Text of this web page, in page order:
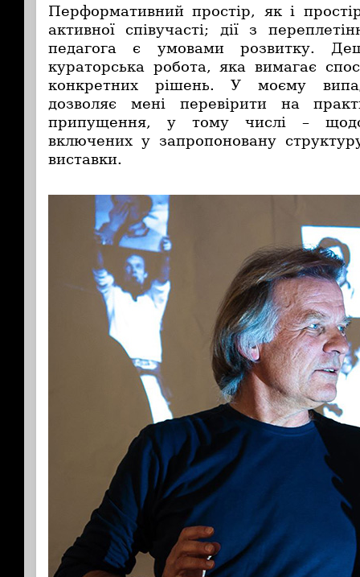
Перформативний простір, як і
активної співучасті; дії з
педагога є умовами розвитку.
кураторська робота, яка вимагає
конкретних рішень. У моєму
дозволяє мені перевірити на
припущення, у тому числі – щодо
включених у запропоновану
виставки.